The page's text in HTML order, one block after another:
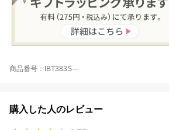
商品番号：IBT383S---
購入した人のレビュー